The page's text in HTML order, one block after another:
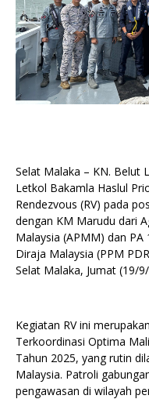
Selat Malaka – KN. Belut
Letkol Bakamla Haslul
Rendezvous (RV) pada
dengan KM Marudu dari
Malaysia (APMM) dan
Diraja Malaysia (PPM
Selat Malaka, Jumat (19/
Kegiatan RV ini
Terkoordinasi Optima
Tahun 2025, yang rutin
Malaysia. Patroli
pengawasan di wilayah